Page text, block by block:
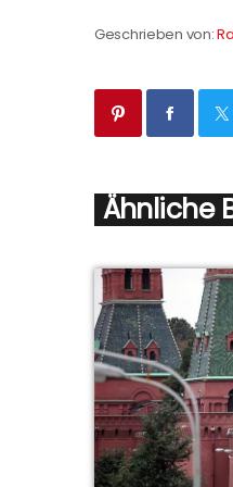
Geschrieben von:
Ähnliche